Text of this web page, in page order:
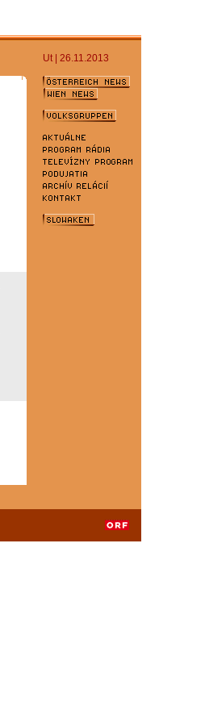
Ut | 26.11.2013